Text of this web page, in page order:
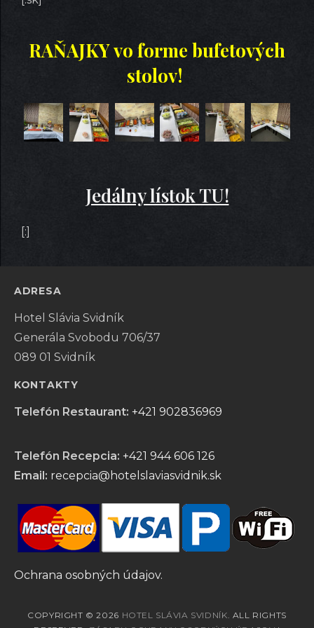
RAŇAJKY vo forme bufetových
stolov!
Jedálny lístok TU!
[:]
ADRESA
Hotel Slávia Svidník
Generála Svobodu 706/37
089 01 Svidník
KONTAKTY
Telefón Restaurant: +421 902836969
Telefón Recepcia: +421 944 606 126
Email: recepcia@hotelslaviasvidnik.sk
Ochrana osobných údajov.
COPYRIGHT © 2026 HOTEL SLÁVIA SVIDNÍK . ALL RIGHTS